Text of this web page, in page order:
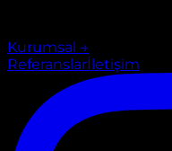
Kurumsal →
Referanslarİletişim